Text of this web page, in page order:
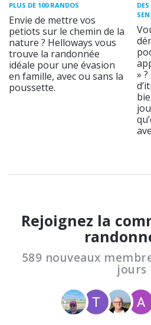
PLUS DE 100 RANDOS
Envie de mettre vos
petiots sur le chemin de la
nature ? Helloways vous
trouve la randonnée
idéale pour une évasion
en famille, avec ou sans la
poussette.
»
Rejoignez la
589 nouveaux
jours